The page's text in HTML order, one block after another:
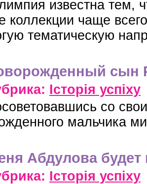
известна тем,
коллекции чаще
тематическую
сын
Історія успіху
со
мальчика
Абдулова будет
Історія успіху